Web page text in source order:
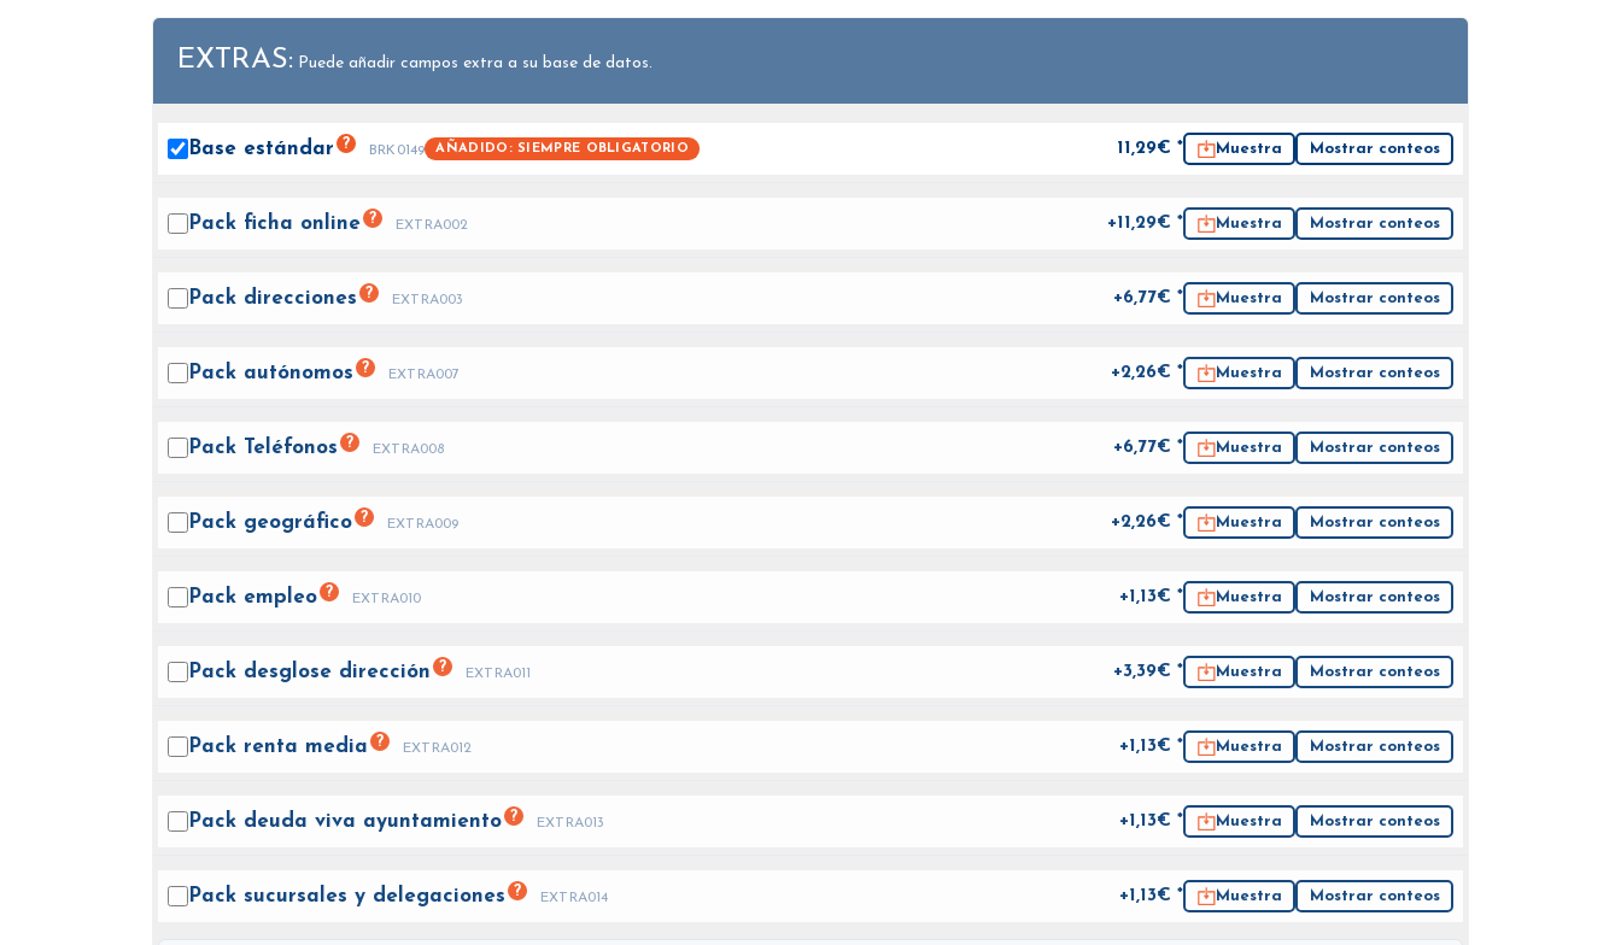
EXTRAS: Puede añadir campos extra a su base de datos.
Base estándar ? BRK0149 AÑADIDO: SIEMPRE OBLIGATORIO 11,29€ * Muestra Mostrar conteos
Pack ficha online ? EXTRA002 +11,29€ * Muestra Mostrar conteos
Pack direcciones ? EXTRA003 +6,77€ * Muestra Mostrar conteos
Pack autónomos ? EXTRA007 +2,26€ * Muestra Mostrar conteos
Pack Teléfonos ? EXTRA008 +6,77€ * Muestra Mostrar conteos
Pack geográfico ? EXTRA009 +2,26€ * Muestra Mostrar conteos
Pack empleo ? EXTRA010 +1,13€ * Muestra Mostrar conteos
Pack desglose dirección ? EXTRA011 +3,39€ * Muestra Mostrar conteos
Pack renta media ? EXTRA012 +1,13€ * Muestra Mostrar conteos
Pack deuda viva ayuntamiento ? EXTRA013 +1,13€ * Muestra Mostrar conteos
Pack sucursales y delegaciones ? EXTRA014 +1,13€ * Muestra Mostrar conteos